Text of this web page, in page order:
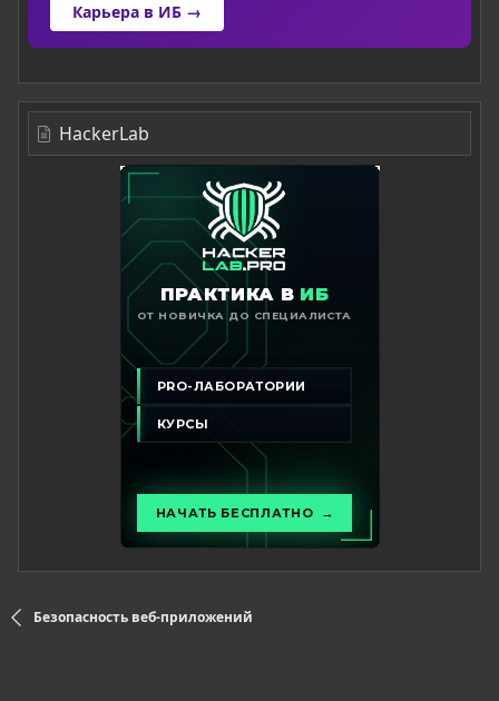
Карьера в ИБ →
HackerLab
Безопасность веб-приложений